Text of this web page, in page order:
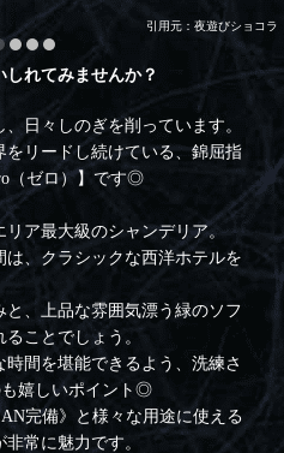
引用元：夜遊びショコラ
れてみませんか？
日々しのぎを削っています。
をリードし続けている、錦屈指
（ゼロ）】です◎
ア最大級のシャンデリア。
、クラシックな西洋ホテルを
、上品な雰囲気漂う緑のソフ
ことでしょう。
間を堪能できるよう、洗練さ
嬉しいポイント◎
完備》と様々な用途に使える
常に魅力です。